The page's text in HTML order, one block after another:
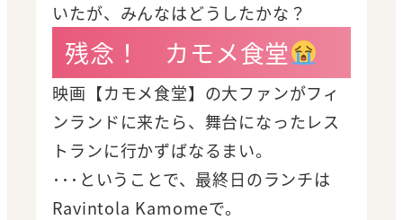
いたが、みんなはどうしたかな？
残念！ カモメ食堂
映画【カモメ食堂】の大ファンがフィ
ンランドに来たら、舞台になったレス
トランに行かずばなるまい。
･･･ということで、最終日のランチは
Ravintola Kamomeで。